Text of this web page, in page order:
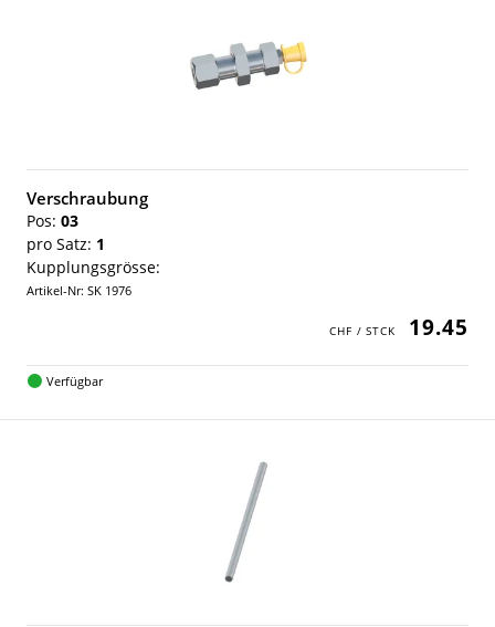
Verschraubung
Pos: 03
pro Satz: 1
Kupplungsgrösse:
Artikel-Nr: SK 1976
19.45
Verfügbar